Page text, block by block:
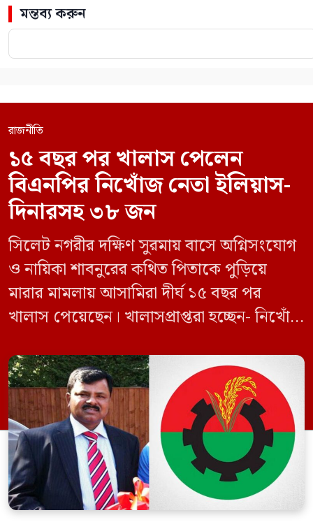
মন্তব্য করুন
রাজনীতি
১৫ বছর পর খালাস পেলেন
বিএনপির নিখোঁজ নেতা ইলিয়াস-
দিনারসহ ৩৮ জন
সিলেট নগরীর দক্ষিণ সুরমায় বাসে অগ্নিসংযোগ
ও নায়িকা শাবনুরের কথিত পিতাকে পুড়িয়ে
মারার মামলায় আসামিরা দীর্ঘ ১৫ বছর পর
খালাস পেয়েছেন। খালাসপ্রাপ্তরা হচ্ছেন- নিখোঁজ
ইফতেখার আহমদ দিনারসহ ৩৮ জন নেতাকর্মী।
মঙ্গলবার দুপুরে মামলার দীর্ঘ শুনানি ও সাক্ষ্য-
প্রমাণ জেরা শেষে আসামিরা নির্দোষ প্রমাণিত
হওয়ায় খালাস দেন বিচারক। মানবপাচার […]